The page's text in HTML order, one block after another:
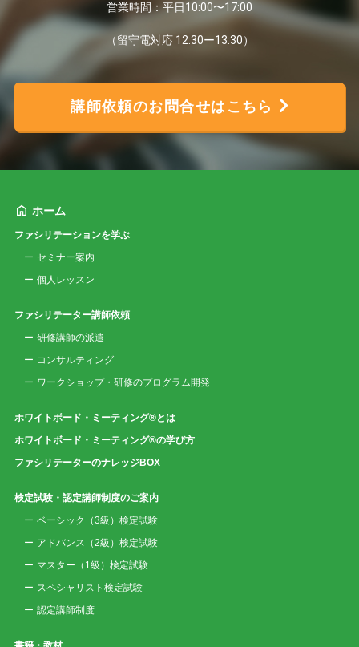
営業時間：平日10:00〜17:00
（留守電対応 12:30ー13:30）
講師依頼のお問合せはこちら
ホーム
ファシリテーションを学ぶ
セミナー案内
個人レッスン
ファシリテーター講師依頼
研修講師の派遣
コンサルティング
ワークショップ・研修のプログラム開発
ホワイトボード・ミーティング®とは
ホワイトボード・ミーティング®の学び方
ファシリテーターのナレッジBOX
検定試験・認定講師制度のご案内
ベーシック（3級）検定試験
アドバンス（2級）検定試験
マスター（1級）検定試験
スペシャリスト検定試験
認定講師制度